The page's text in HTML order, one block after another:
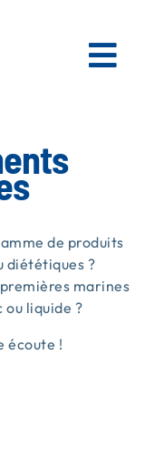
de produits
diététiques ?
marines
ou liquide ?
écoute !